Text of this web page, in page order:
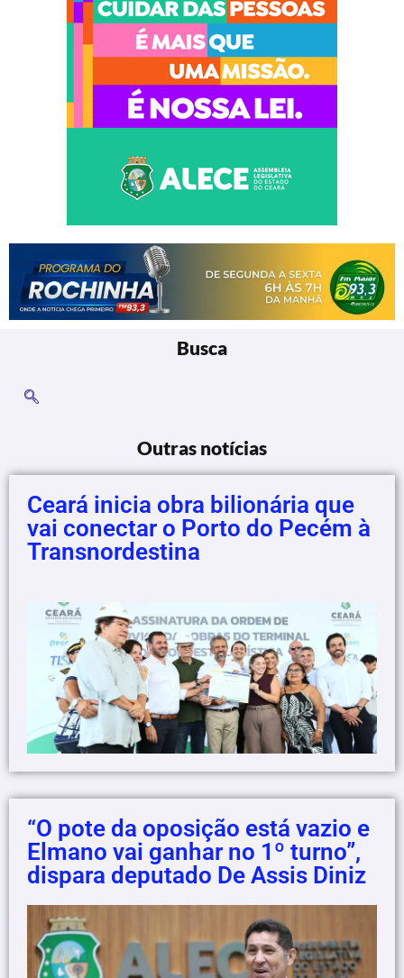
Busca
Outras notícias
Ceará inicia obra bilionária que
vai conectar o Porto do Pecém à
Transnordestina
“O pote da oposição está vazio e
Elmano vai ganhar no 1º turno”,
dispara deputado De Assis Diniz